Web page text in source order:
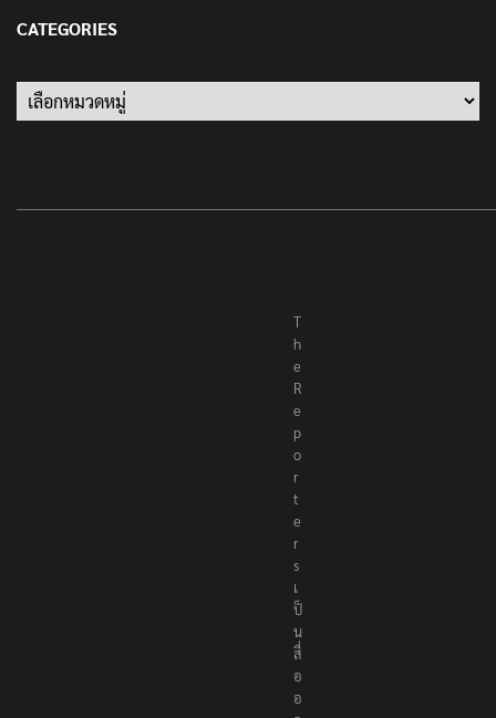
CATEGORIES
Categories
T
h
e
R
e
p
o
r
t
e
r
s
เ
ป็
น
สื่
อ
อ